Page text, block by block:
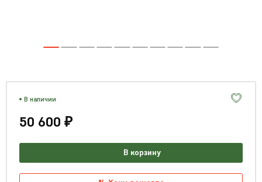
В наличии
50 600 ₽
В корзину